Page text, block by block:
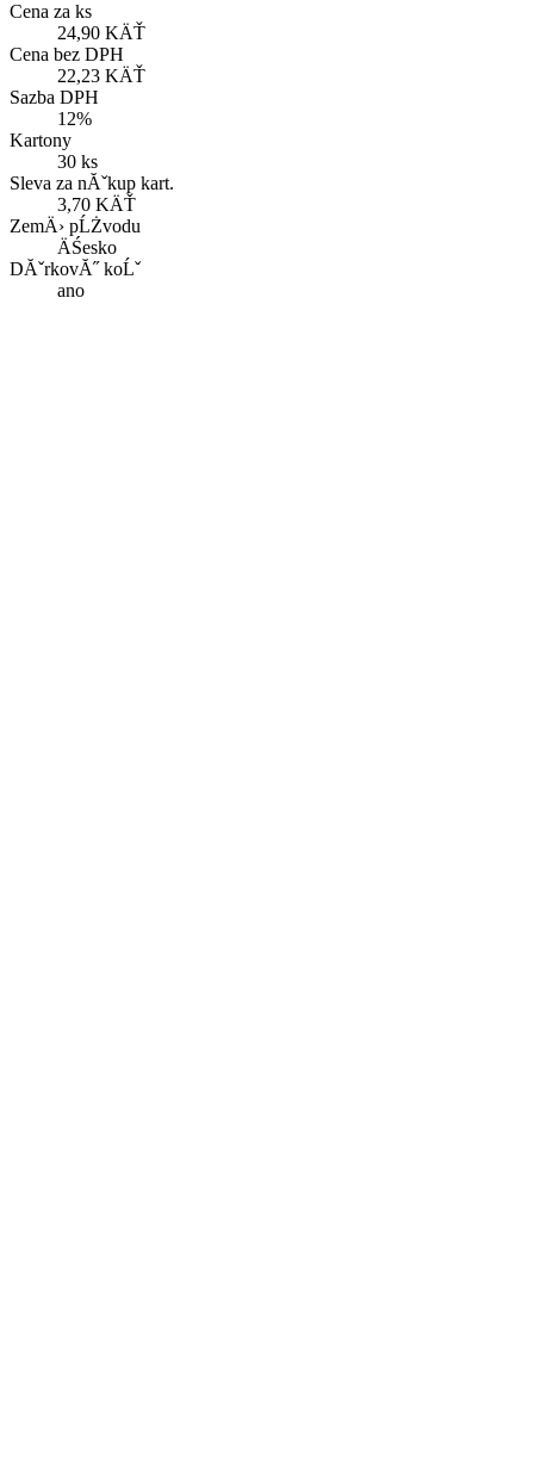
Cena za ks
24,90 KÄŤ
Cena bez DPH
22,23 KÄŤ
Sazba DPH
12%
Kartony
30 ks
Sleva za nĂˇkup kart.
3,70 KÄŤ
ZemÄ› pĹŻvodu
ÄŚesko
DĂˇrkovĂ˝ koĹˇ
ano